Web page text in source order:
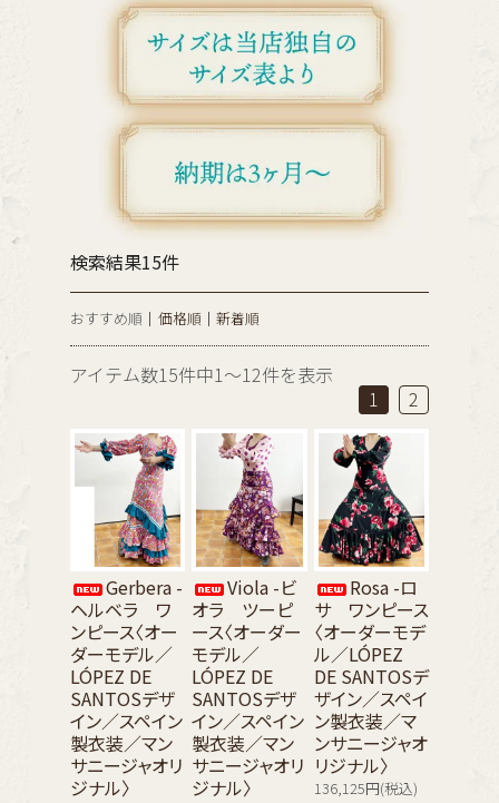
検索結果15件
おすすめ順 価格順 新着順
アイテム数15件中1～12件を表示
1
2
Gerbera -
ヘルベラ ワ
ンピース〈オー
ダーモデル／
LÓPEZ DE
SANTOSデザ
イン／スペイン
製衣装／マン
サニージャオリ
ジナル〉
Viola -ビ
オラ ツーピ
ース〈オーダー
モデル／
LÓPEZ DE
SANTOSデザ
イン／スペイン
製衣装／マン
サニージャオリ
ジナル〉
Rosa -ロ
サ ワンピース
〈オーダーモデ
ル／LÓPEZ
DE SANTOSデ
ザイン／スペイ
ン製衣装／マ
ンサニージャオ
リジナル〉
136,125円(税込)